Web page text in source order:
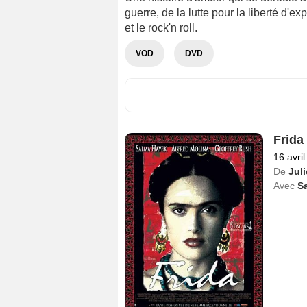
guerre, de la lutte pour la liberté
et le rock'n roll.
VOD DVD
Frida
16
De
Avec